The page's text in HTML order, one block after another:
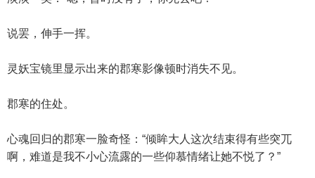
说罢，伸手一挥。
灵妖宝镜里显示出来的郡寒影像顿时消失不见。
郡寒的住处。
心魂回归的郡寒一脸奇怪：“倾眸大人这次结束得有些突兀
啊，难道是我不小心流露的一些仰慕情绪让她不悦了？”